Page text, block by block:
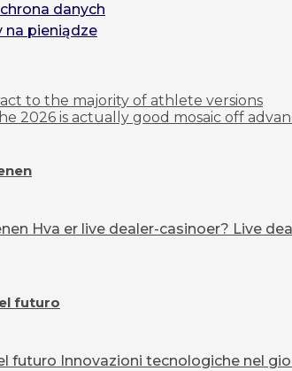
danych
na pieniądze
to the majority of athlete versions
is actually good mosaic off
Hva er live dealer-casinoer? Live
futuro
Innovazioni tecnologiche nel